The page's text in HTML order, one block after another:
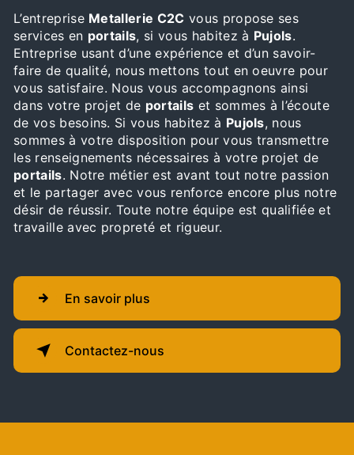
L’entreprise Metallerie C2C vous propose ses
services en portails, si vous habitez à Pujols.
Entreprise usant d’une expérience et d’un savoir-
faire de qualité, nous mettons tout en oeuvre pour
vous satisfaire. Nous vous accompagnons ainsi
dans votre projet de portails et sommes à l’écoute
de vos besoins. Si vous habitez à Pujols, nous
sommes à votre disposition pour vous transmettre
les renseignements nécessaires à votre projet de
portails. Notre métier est avant tout notre passion
et le partager avec vous renforce encore plus notre
désir de réussir. Toute notre équipe est qualifiée et
travaille avec propreté et rigueur.
En savoir plus
Contactez-nous